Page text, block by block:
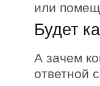
или
Будет
А зачем
ответной